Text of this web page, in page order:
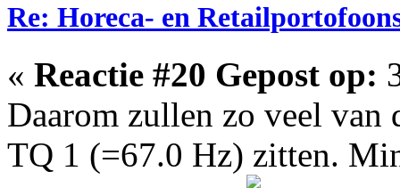
Re: Horeca- en
« Reactie #20 Gepost op:
Daarom zullen zo veel van
TQ 1 (=67.0 Hz) zitten.